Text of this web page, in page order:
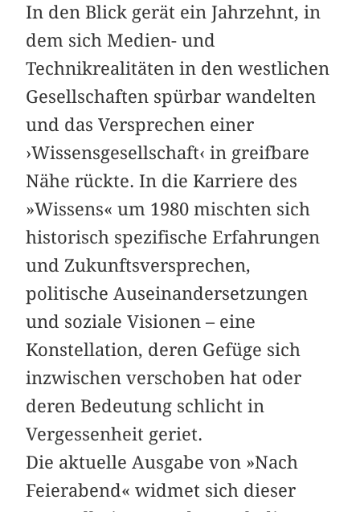
In den Blick gerät ein Jahrzehnt, in
dem sich Medien- und
Technikrealitäten in den westlichen
Gesellschaften spürbar wandelten
und das Versprechen einer
›Wissensgesellschaft‹ in greifbare
Nähe rückte. In die Karriere des
»Wissens« um 1980 mischten sich
historisch spezifische Erfahrungen
und Zukunftsversprechen,
politische Auseinandersetzungen
und soziale Visionen – eine
Konstellation, deren Gefüge sich
inzwischen verschoben hat oder
deren Bedeutung schlicht in
Vergessenheit geriet.
Die aktuelle Ausgabe von »Nach
Feierabend« widmet sich dieser